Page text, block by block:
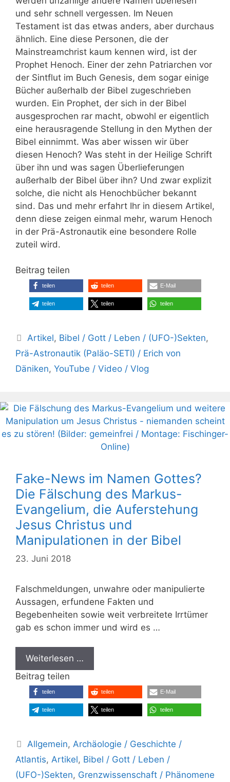
und sehr schnell vergessen. Im Neuen
Testament ist das etwas anders, aber durchaus
ähnlich. Eine diese Personen, die der
Mainstreamchrist kaum kennen wird, ist der
Prophet Henoch. Einer der zehn Patriarchen vor
der Sintflut im Buch Genesis, dem sogar einige
Bücher außerhalb der Bibel zugeschrieben
wurden. Ein Prophet, der sich in der Bibel
ausgesprochen rar macht, obwohl er eigentlich
eine herausragende Stellung in den Mythen der
Bibel einnimmt. Was aber wissen wir über
diesen Henoch? Was steht in der Heilige Schrift
über ihn und was sagen Überlieferungen
außerhalb der Bibel über ihn? Und zwar explizit
solche, die nicht als Henochbücher bekannt
sind. Das und mehr erfahrt Ihr in diesem Artikel,
denn diese zeigen einmal mehr, warum Henoch
in der Prä-Astronautik eine besondere Rolle
zuteil wird.
Beitrag teilen
teilen teilen E-Mail
teilen teilen teilen
Kategorien
Artikel, Bibel / Gott / Leben / (UFO-)Sekten,
Prä-Astronautik (Paläo-SETI) / Erich von
Däniken, YouTube / Video / Vlog
Fake-News im Namen Gottes?
Die Fälschung des Markus-
Evangelium, die Auferstehung
Jesus Christus und
Manipulationen in der Bibel
23. Juni 2018
Falschmeldungen, unwahre oder manipulierte
Aussagen, erfundene Fakten und
Begebenheiten sowie weit verbreitete Irrtümer
gab es schon immer und wird es …
Weiterlesen …
Beitrag teilen
teilen teilen E-Mail
teilen teilen teilen
Kategorien
Allgemein,Archäologie / Geschichte /
Atlantis, Artikel, Bibel / Gott / Leben /
(UFO-)Sekten, Grenzwissenschaft / Phänomene